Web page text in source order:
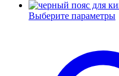
Выберите параметры